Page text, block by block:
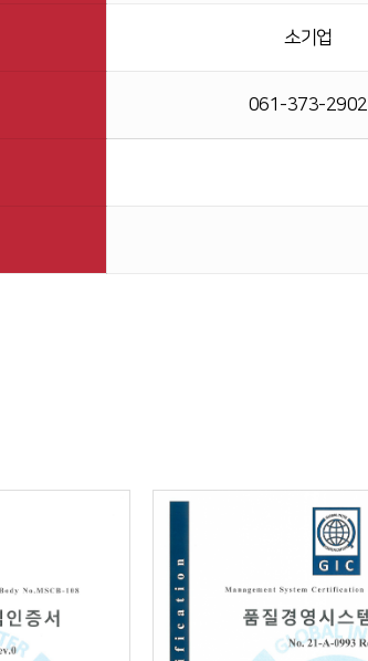
소기업
061-373-2902